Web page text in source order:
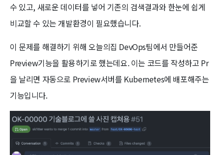
수 있고, 새로운 데이터를 넣어 기존의 검색결과와 한눈에 쉽게
비교할 수 있는 개발환경이 필요했습니다.
이 문제를 해결하기 위해 오늘의집 DevOps팀에서 만들어준
Preview기능을 활용하기로 했는데요. 이는 코드를 작성하고 Pr
을 날리면 자동으로 Preview서버를 Kubernetes에 배포해주는
기능입니다.